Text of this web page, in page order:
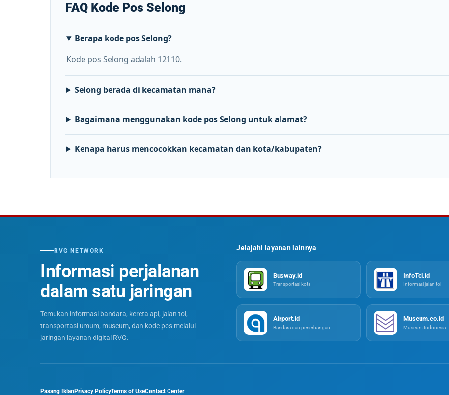
FAQ Kode Pos Selong
Berapa kode pos Selong?
Kode pos Selong adalah 12110.
Selong berada di kecamatan mana?
Bagaimana menggunakan kode pos Selong untuk alamat?
Kenapa harus mencocokkan kecamatan dan kota/kabupaten?
RVG NETWORK
Informasi perjalanan
dalam satu jaringan
Temukan informasi bandara, kereta api, jalan tol,
transportasi umum, museum, dan kode pos melalui
jaringan layanan digital RVG.
Jelajahi layanan lainnya
Busway.id
Transportasi kota
InfoTol.id
Informasi jalan tol
Airport.id
Bandara dan penerbangan
Museum.co.id
Museum Indonesia
Pasang Iklan Privacy PolicyTerms of UseContact Center